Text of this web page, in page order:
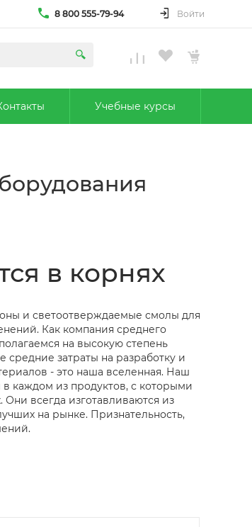
8 800 555-79-94 Войти
Учебные курсы
в корнях
и светоотверждаемые смолы для
Как компания среднего
на высокую степень
затраты на разработку и
- это наша вселенная. Наш
каждом из продуктов, с которыми
всегда изготавливаются из
на рынке. Признательность,